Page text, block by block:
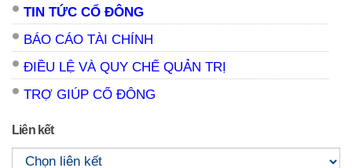
TIN TỨC CỔ ĐÔNG
BÁO CÁO TÀI CHÍNH
ĐIỀU LỆ VÀ QUY CHẾ QUẢN TRỊ
TRỢ GIÚP CỔ ĐÔNG
Liên kết